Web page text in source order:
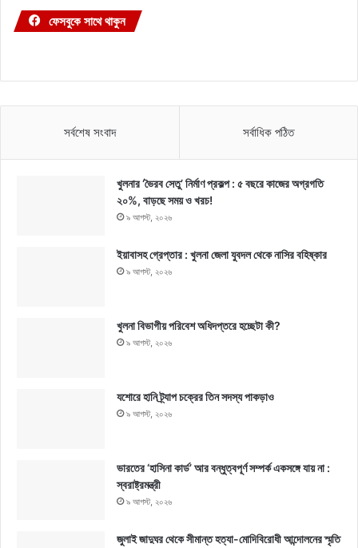
ফেসবুকে সাথে থাকুন
সর্বশেষ সংবাদ সর্বাধিক পঠিত
খুলনার ‘ভৈরব সেতু’ নির্মাণ প্রকল্প : ৫ বছরে কাজের অগ্রগতি
২০%, বাড়ছে সময় ও খরচ!
৯ আগস্ট, ২০২৬
ইয়াবাসহ গ্রেপ্তার : খুলনা জেলা যুবদল থেকে নাসির বহিষ্কার
৯ আগস্ট, ২০২৬
খুলনা বিভাগীয় পরিবেশ অধিদপ্তরে হচ্ছেটা কী?
৯ আগস্ট, ২০২৬
যশোরে হানি ট্র্যাপ চক্রের তিন সদস্য পাকড়াও
৯ আগস্ট, ২০২৬
ভারতের ‘হাসিনা কার্ড’ আর বন্ধুত্বপূর্ণ সম্পর্ক একসঙ্গে যায় না :
স্বরাষ্ট্রমন্ত্রী
৯ আগস্ট, ২০২৬
জুলাই জাদুঘর থেকে সীমান্ত হত্যা-মোদিবিরোধী আন্দোলনের স্মৃতি